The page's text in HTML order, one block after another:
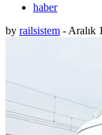
haber
by railsistem - Aralık